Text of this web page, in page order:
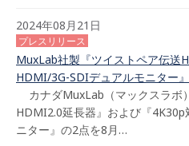
2024年08月21日
プレスリリース
MuxLab社製『ツイストペア伝送
HDMI/3G-SDIデュアルモニター
カナダMuxLab（マックスラボ
HDMI2.0延長器』および『
ニター』の2点を8月…